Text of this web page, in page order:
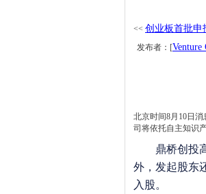
<< 创业板首批申
发布者：[Venture
北京时间8月10日
司将依托自主知识
鼎桥创投高
外，发起股东
入股。